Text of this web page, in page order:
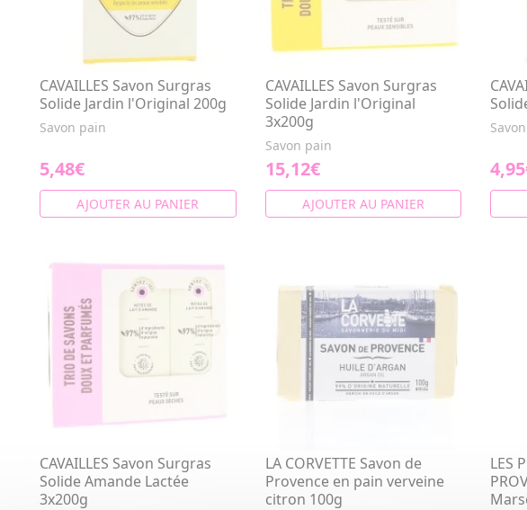
CAVAILLES Savon Surgras
Solide Jardin l'Original 200g
Savon pain
5,48€
AJOUTER AU PANIER
CAVAILLES Savon Surgras
Solide Jardin l'Original
3x200g
Savon pain
15,12€
AJOUTER AU PANIER
CAVAILLES Savon Surgras
Solide Amande Lactée
3x200g
LA CORVETTE Savon de
Provence en pain verveine
citron 100g
LES